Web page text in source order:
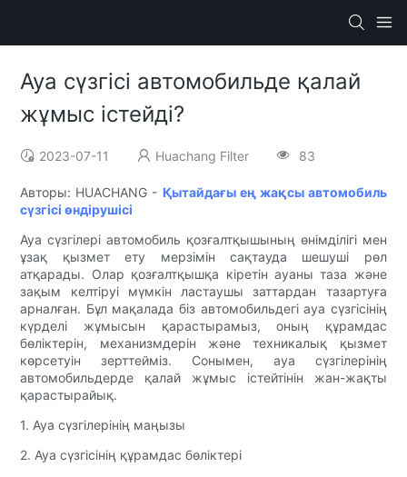
Ауа сүзгісі автомобильде қалай
жұмыс істейді?
2023-07-11 Huachang Filter 83
Авторы: HUACHANG - Қытайдағы ең жақсы автомобиль
сүзгісі өндірушісі
Ауа сүзгілері автомобиль қозғалтқышының өнімділігі мен
ұзақ қызмет ету мерзімін сақтауда шешуші рөл
атқарады. Олар қозғалтқышқа кіретін ауаны таза және
зақым келтіруі мүмкін ластаушы заттардан тазартуға
арналған. Бұл мақалада біз автомобильдегі ауа сүзгісінің
күрделі жұмысын қарастырамыз, оның құрамдас
бөліктерін, механизмдерін және техникалық қызмет
көрсетуін зерттейміз. Сонымен, ауа сүзгілерінің
автомобильдерде қалай жұмыс істейтінін жан-жақты
қарастырайық.
1. Ауа сүзгілерінің маңызы
2. Ауа сүзгісінің құрамдас бөліктері